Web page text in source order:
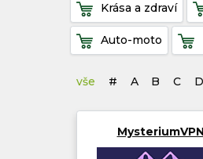
Krása a zdraví
Auto-moto
vše # A B C D
MysteriumVPN